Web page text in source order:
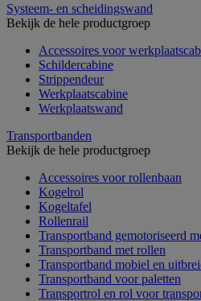
Systeem- en scheidingswand
Bekijk de hele productgroep
Accessoires voor
Schildercabine
Strippendeur
Werkplaatscabine
Werkplaatswand
Transportbanden
Bekijk de hele productgroep
Accessoires voor rollenbaan
Kogelrol
Kogeltafel
Rollenrail
Transportband gemotoriseerd
Transportband met rollen
Transportband mobiel en
Transportband voor paletten
Transportrol en rol voor